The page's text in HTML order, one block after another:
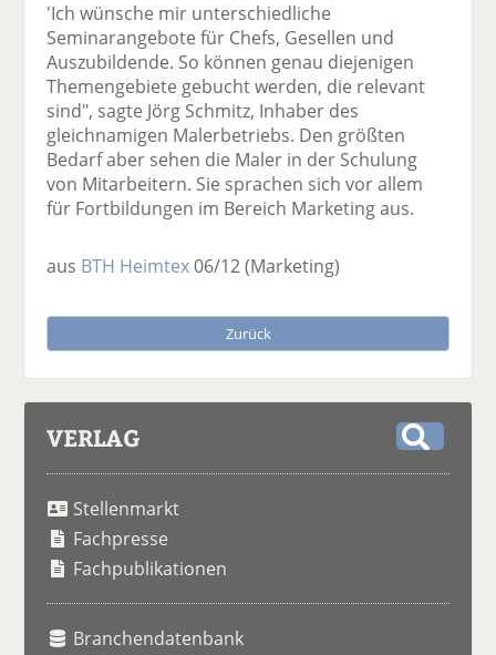
'Ich wünsche mir unterschiedliche
Seminarangebote für Chefs, Gesellen und
Auszubildende. So können genau diejenigen
Themengebiete gebucht werden, die relevant
sind", sagte Jörg Schmitz, Inhaber des
gleichnamigen Malerbetriebs. Den größten
Bedarf aber sehen die Maler in der Schulung
von Mitarbeitern. Sie sprachen sich vor allem
für Fortbildungen im Bereich Marketing aus.
aus BTH Heimtex06/12(Marketing)
Zurück
VERLAG
Stellenmarkt
Fachpresse
Fachpublikationen
Branchendatenbank